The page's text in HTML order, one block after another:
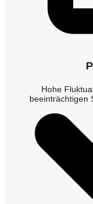
Hohe
beeinträchtigen